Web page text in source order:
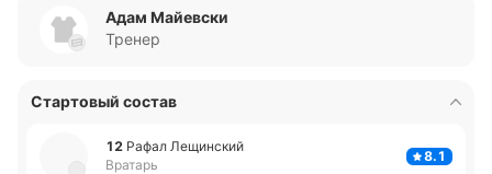
Адам Майевски
Тренер
Стартовый состав
12 Рафал Ле­щи­нский
Вратарь
8.1